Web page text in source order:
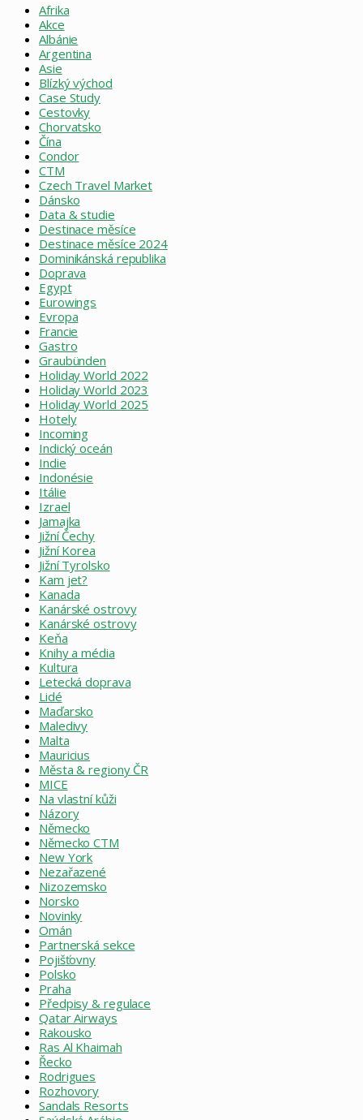
Afrika
Akce
Albánie
Argentina
Asie
Blízký východ
Case Study
Cestovky
Chorvatsko
Čína
Condor
CTM
Czech Travel Market
Dánsko
Data & studie
Destinace měsíce
Destinace měsíce 2024
Dominikánská republika
Doprava
Egypt
Eurowings
Evropa
Francie
Gastro
Graubünden
Holiday World 2022
Holiday World 2023
Holiday World 2025
Hotely
Incoming
Indický oceán
Indie
Indonésie
Itálie
Izrael
Jamajka
Jižní Čechy
Jižní Korea
Jižní Tyrolsko
Kam jet?
Kanada
Kanárské ostrovy
Kanárské ostrovy
Keňa
Knihy a média
Kultura
Letecká doprava
Lidé
Maďarsko
Maledivy
Malta
Mauricius
Města & regiony ČR
MICE
Na vlastní kůži
Názory
Německo
Německo CTM
New York
Nezařazené
Nizozemsko
Norsko
Novinky
Omán
Partnerská sekce
Pojišťovny
Polsko
Praha
Předpisy & regulace
Qatar Airways
Rakousko
Ras Al Khaimah
Řecko
Rodrigues
Rozhovory
Sandals Resorts